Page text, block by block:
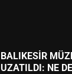
BALIKESİR
UZATILDI: NE